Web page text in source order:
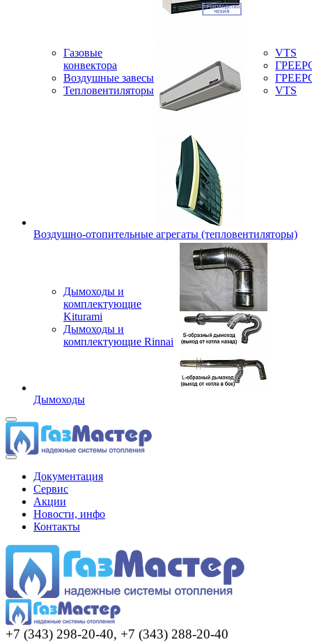
Газовые
конвектора
Воздушные завесы
Тепловентиляторы
VTS
VTS
Воздушно-отопительные агрегаты (тепловентиляторы)
Дымоходы и
комплектующие
Kiturami
Дымоходы и
комплектующие Rinnai
Дымоходы
Документация
Сервис
Акции
Новости, инфо
Контакты
+7 (343) 298-20-40, +7 (343) 288-20-40